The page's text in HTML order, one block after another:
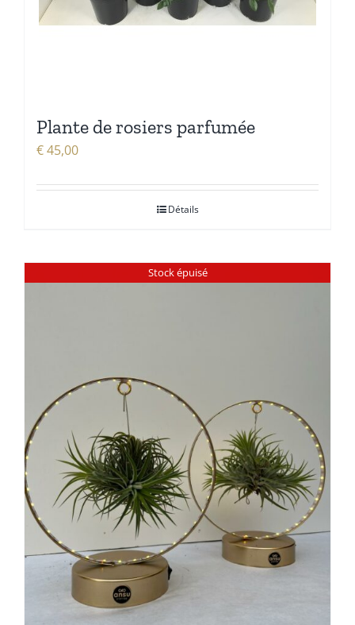
Plante de rosiers parfumée
€45,00
Détails
Stock épuisé